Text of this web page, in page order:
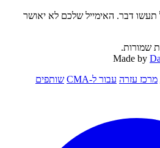
דבר. האימייל שלכם לא יאושר
Made by
מרכז עזרה עבור ל-CMA
שותפים